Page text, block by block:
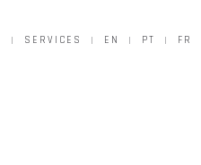
SERVICES EN PT FR